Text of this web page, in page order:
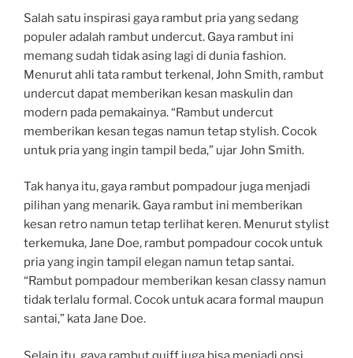
Salah satu inspirasi gaya rambut pria yang sedang
populer adalah rambut undercut. Gaya rambut ini
memang sudah tidak asing lagi di dunia fashion.
Menurut ahli tata rambut terkenal, John Smith, rambut
undercut dapat memberikan kesan maskulin dan
modern pada pemakainya. “Rambut undercut
memberikan kesan tegas namun tetap stylish. Cocok
untuk pria yang ingin tampil beda,” ujar John Smith.
Tak hanya itu, gaya rambut pompadour juga menjadi
pilihan yang menarik. Gaya rambut ini memberikan
kesan retro namun tetap terlihat keren. Menurut stylist
terkemuka, Jane Doe, rambut pompadour cocok untuk
pria yang ingin tampil elegan namun tetap santai.
“Rambut pompadour memberikan kesan classy namun
tidak terlalu formal. Cocok untuk acara formal maupun
santai,” kata Jane Doe.